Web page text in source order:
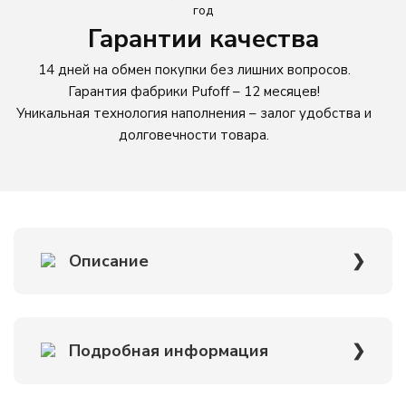
Гарантии качества
14 дней на обмен покупки без лишних вопросов.
Гарантия фабрики Pufoff – 12 месяцев!
Уникальная технология наполнения – залог удобства и
долговечности товара.
Описание
Кресло-мешок Pink Oxford — универсальный выбор,
Подробная информация